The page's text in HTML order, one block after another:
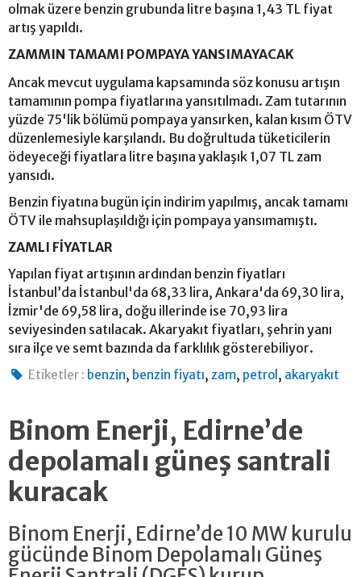
olmak üzere benzin grubunda litre başına 1,43 TL fiyat
artış yapıldı.
ZAMMIN TAMAMI POMPAYA YANSIMAYACAK
Ancak mevcut uygulama kapsamında söz konusu artışın
tamamının pompa fiyatlarına yansıtılmadı. Zam tutarının
yüzde 75'lik bölümü pompaya yansırken, kalan kısım ÖTV
düzenlemesiyle karşılandı. Bu doğrultuda tüketicilerin
ödeyeceği fiyatlara litre başına yaklaşık 1,07 TL zam
yansıdı.
Benzin fiyatına bugün için indirim yapılmış, ancak tamamı
ÖTV ile mahsuplaşıldığı için pompaya yansımamıştı.
ZAMLI FİYATLAR
Yapılan fiyat artışının ardından benzin fiyatları
İstanbul’da İstanbul'da 68,33 lira, Ankara'da 69,30 lira,
İzmir'de 69,58 lira, doğu illerinde ise 70,93 lira
seviyesinden satılacak. Akaryakıt fiyatları, şehrin yanı
sıra ilçe ve semt bazında da farklılık gösterebiliyor.
Etiketler : benzin, benzin fiyatı,zam, petrol , akaryakıt
Binom Enerji, Edirne’de
depolamalı güneş santrali
kuracak
Binom Enerji, Edirne’de 10 MW kurulu
gücünde Binom Depolamalı Güneş